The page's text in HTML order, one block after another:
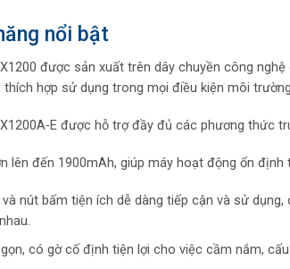
nổi bật
được sản xuất trên dây chuyền công
hợp sử dụng trong mọi điều kiện môi
E được hỗ trợ đầy đủ các phương thức
lên đến 1900mAh, giúp máy hoạt động ổn
nút bấm tiện ích dễ dàng tiếp cận và sử
có gờ cố định tiện lợi cho việc cầm nắm,